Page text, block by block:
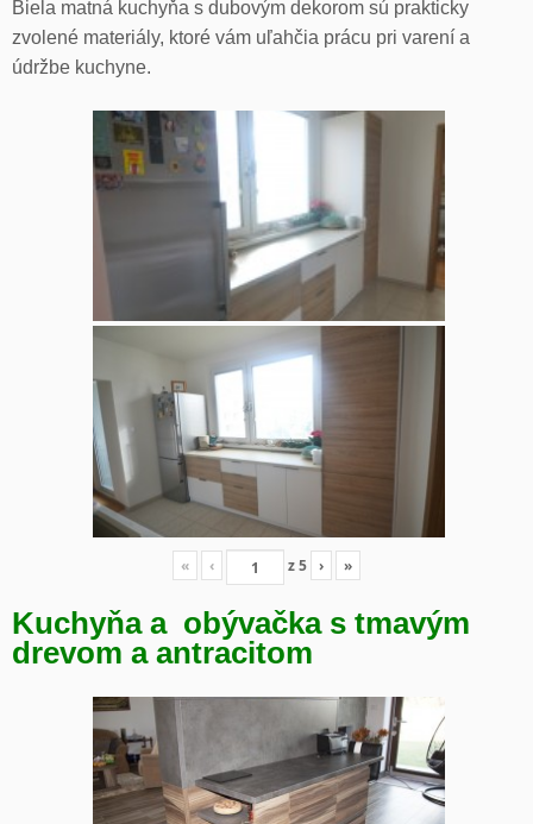
Biela matná kuchyňa s dubovým dekorom sú prakticky
zvolené materiály, ktoré vám uľahčia prácu pri varení a
údržbe kuchyne.
« ‹ z5 › »
Kuchyňa a obývačka s tmavým
drevom a antracitom